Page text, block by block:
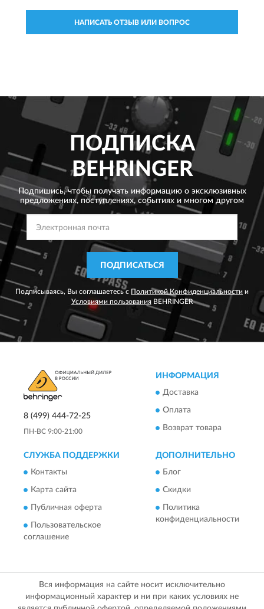
НАПИСАТЬ ОТЗЫВ ИЛИ ВОПРОС
ПОДПИСКА
BEHRINGER
Подпишись, чтобы получать информацию о эксклюзивных
предложениях, поступлениях, событиях и многом другом
ПОДПИСАТЬСЯ
Подписываясь, Вы соглашаетесь с Политикой Конфиденциальности и
Условиями пользованияBEHRINGER
8 (499) 444-72-25
ПН-ВС 9:00-21:00
ИНФОРМАЦИЯ
Доставка
Оплата
Возврат товара
СЛУЖБА ПОДДЕРЖКИ
Контакты
Карта сайта
Публичная оферта
Пользовательское
соглашение
ДОПОЛНИТЕЛЬНО
Блог
Скидки
Политика
конфиденциальности
Вся информация на сайте носит исключительно
информационный характер и ни при каких условиях не